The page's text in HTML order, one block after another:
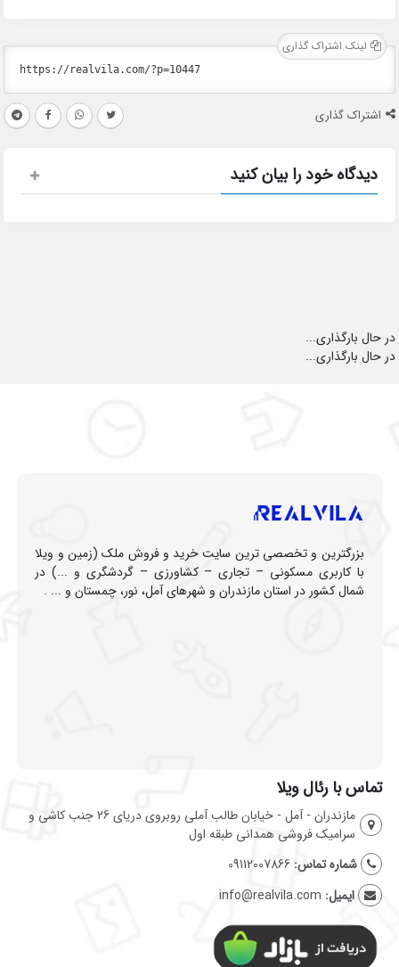
لینک اشتراک گذاری
اشتراک گذاری
دیدگاه خود را بیان کنید
در حال بارگذاری...
در حال بارگذاری...
بزرگترین و تخصصی ترین سایت خرید و فروش ملک (زمین و ویلا
با کاربری مسکونی – تجاری – کشاورزی – گردشگری و ...) در
شمال کشور در استان مازندران و شهرهای آمل، نور، چمستان و ... .
تماس با رئال ویلا
مازندران - آمل - خیابان طالب آملی روبروی دریای 26 جنب کاشی و
سرامیک فروشی همدانی طبقه اول
شماره تماس: 09112007866
ایمیل: info@realvila.com